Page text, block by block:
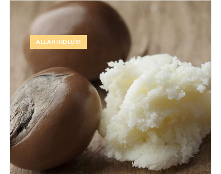
ALLAHINDLUS!